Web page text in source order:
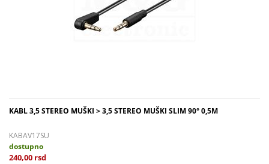
KABL 3,5 STEREO MUŠKI > 3,5 STEREO MUŠKI SLIM 90° 0,5M
KABAV17SU
dostupno
240,00 rsd